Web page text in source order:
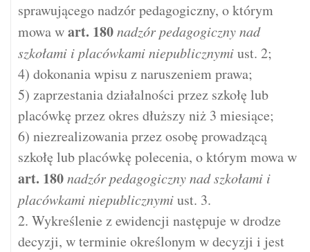
sprawującego nadzór pedagogiczny, o którym
mowa wart. 180nadzór pedagogiczny nad
szkołami i placówkami niepublicznymiust. 2;
4) dokonania wpisu z naruszeniem prawa;
5) zaprzestania działalności przez szkołę lub
placówkę przez okres dłuższy niż 3 miesiące;
6) niezrealizowania przez osobę prowadzącą
szkołę lub placówkę polecenia, o którym mowa w
art. 180nadzór pedagogiczny nad szkołami i
placówkami niepublicznymiust. 3.
2. Wykreślenie z ewidencji następuje w drodze
decyzji, w terminie określonym w decyzji i jest